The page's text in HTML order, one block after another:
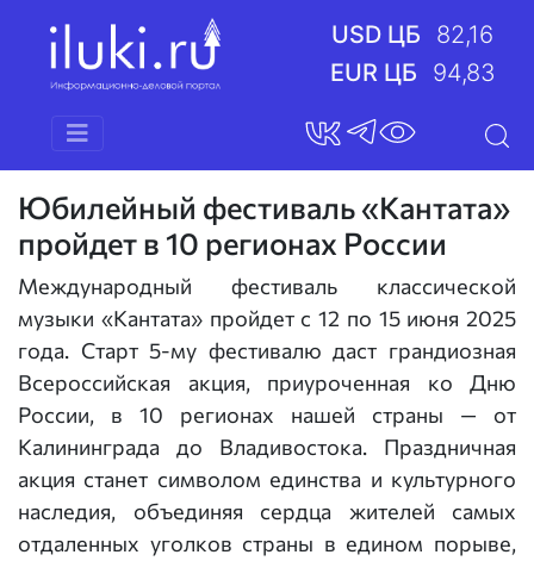
USD ЦБ
82,16
EUR ЦБ
94,83
Юбилейный фестиваль «Кантата»
пройдет в 10 регионах России
Международный фестиваль классической
музыки «Кантата» пройдет с 12 по 15 июня 2025
года. Старт 5-му фестивалю даст грандиозная
Всероссийская акция, приуроченная ко Дню
России, в 10 регионах нашей страны — от
Калининграда до Владивостока. Праздничная
акция станет символом единства и культурного
наследия, объединяя сердца жителей самых
отдаленных уголков страны в едином порыве,